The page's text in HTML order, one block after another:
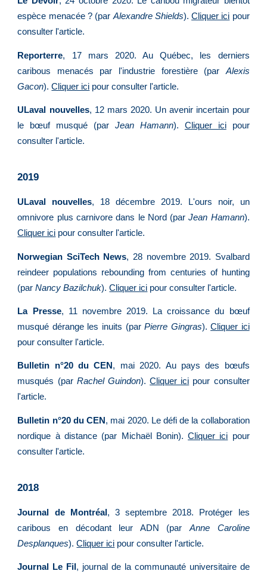
espèce menacée ? (parAlexandre Shields).Cliquer ici pour
consulter l'article.
Reporterre, 17 mars 2020. Au Québec, les derniers
caribous menacés par l'industrie forestière (par Alexis
Gacon).Cliquer ici pour consulter l'article.
ULaval nouvelles, 12 mars 2020. Un avenir incertain pour
le bœuf musqué (par Jean Hamann). Cliquer icipour
consulter l'article.
2019
ULaval nouvelles, 18 décembre 2019. L'ours noir, un
omnivore plus carnivore dans le Nord (parJean Hamann).
Cliquer ici pour consulter l'article.
Norwegian SciTech News, 28 novembre 2019. Svalbard
reindeer populations rebounding from centuries of hunting
(parNancy Bazilchuk).Cliquer ici pour consulter l'article.
La Presse, 11 novembre 2019. La croissance du bœuf
musqué dérange les inuits (parPierre Gingras).Cliquer ici
pour consulter l'article.
Bulletin n°20 du CEN , mai 2020. Au pays des bœufs
musqués (par Rachel Guindon).Cliquer ici pour consulter
l'article.
Bulletin n°20 du CEN, mai 2020. Le défi de la collaboration
nordique à distance (par Michaël Bonin).Cliquer ici pour
consulter l'article.
2018
Journal de Montréal , 3 septembre 2018. Protéger les
caribous en décodant leur ADN (par Anne Caroline
Desplanques).Cliquer ici pour consulter l'article.
Journal Le Fil , journal de la communauté universitaire de